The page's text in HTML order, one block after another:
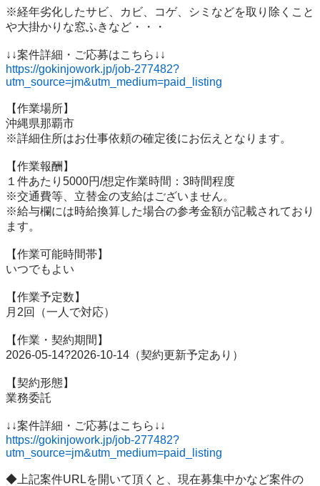
※経年劣化したサビ、カビ、コゲ、シミなどを取り除くこと
や大掛かりな窓ふきなど・・・
https://gokinjowork.jp/job-277482?
utm_source=jm&utm_medium=paid_listing
【作業場所】
沖縄県那覇市
※詳細住所はお仕事依頼の確定後にお伝えとなります。
【作業報酬】
１件あたり5000円/想定作業時間：3時間程度
※交通費等、立替金の支給はございません。
※給与欄には時給換算した場合の参考金額が記載されており
ます。
【作業可能時間帯】
いつでもよい
【作業予定数】
月2回（一人で対応）
【作業・契約期間】
2026-05-14?2026-10-14（契約更新予定あり）
【契約形態】
業務委託
https://gokinjowork.jp/job-277482?
utm_source=jm&utm_medium=paid_listing
◆上記案件URLを開いて頂くと、現在募集中かなど案件の